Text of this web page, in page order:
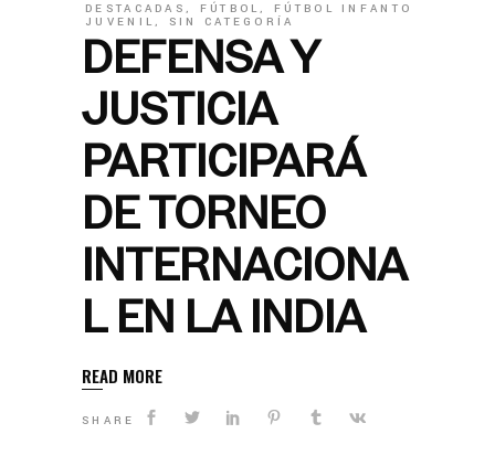
DESTACADAS, FÚTBOL, FÚTBOL INFANTO
JUVENIL, SIN CATEGORÍA
DEFENSA Y
JUSTICIA
PARTICIPARÁ
DE TORNEO
INTERNACIONA
L EN LA INDIA
READ MORE
SHARE